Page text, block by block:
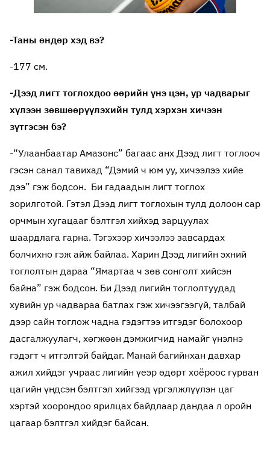
-Таны өндөр хэд вэ?
-177 см.
-Дээд лигт тоглохдоо өөрийн үнэ цэн, ур чадварыг
хүлээн зөвшөөрүүлэхийн тулд хэрхэн хичээн
зүтгэсэн бэ?
-“Улаанбаатар Амазонс” багаас анх Дээд лигт тоглооч
гэсэн санал тавихад “Дэмий ч юм уу, хичээлээ хийе
дээ” гэж бодсон. Би гадаадын лигт тоглох
зорилготой. Гэтэл Дээд лигт тоглохын тулд долоон сар
орчмын хугацааг бэлтгэл хийхэд зарцуулах
шаардлага гарна. Тэгэхээр хичээлээ завсардах
болчихно гэж айж байлаа. Харин Дээд лигийн эхний
тоглолтын дараа “Ямартаа ч зөв сонголт хийсэн
байна” гэж бодсон. Би Дээд лигийн тоглолтуудад
хувийн ур чадвараа батлах гэж хичээгээгүй, талбай
дээр сайн тоглож чадна гэдэгтээ итгэдэг болохоор
дасгалжуулагч, хөгжөөн дэмжигчид намайг үнэлнэ
гэдэгт ч итгэлтэй байдаг. Манай багийнхан давхар
ажил хийдэг учраас лигийн үеэр өдөрт хоёроос гурван
цагийн үндсэн бэлтгэл хийгээд үргэлжлүүлэн цаг
хэртэй хоорондоо ярилцах байдлаар дандаа л оройн
цагаар бэлтгэл хийдэг байсан.